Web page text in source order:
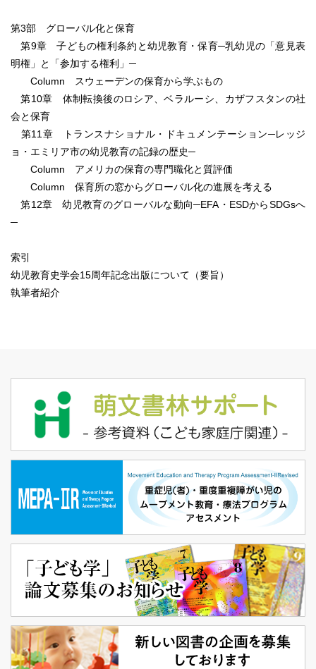
第3部 グローバル化と保育
第9章 子どもの権利条約と幼児教育・保育─乳幼児の「意見表
明権」と「参加する権利」─
Column スウェーデンの保育から学ぶもの
第10章 体制転換後のロシア、ベラルーシ、カザフスタンの社
会と保育
第11章 トランスナショナル・ドキュメンテーション─レッジ
ョ・エミリア市の幼児教育の記録の歴史─
Column アメリカの保育の専門職化と質評価
Column 保育所の窓からグローバル化の進展を考える
第12章 幼児教育のグローバルな動向─EFA・ESDからSDGsへ
─
索引
幼児教育史学会15周年記念出版について（要旨）
執筆者紹介